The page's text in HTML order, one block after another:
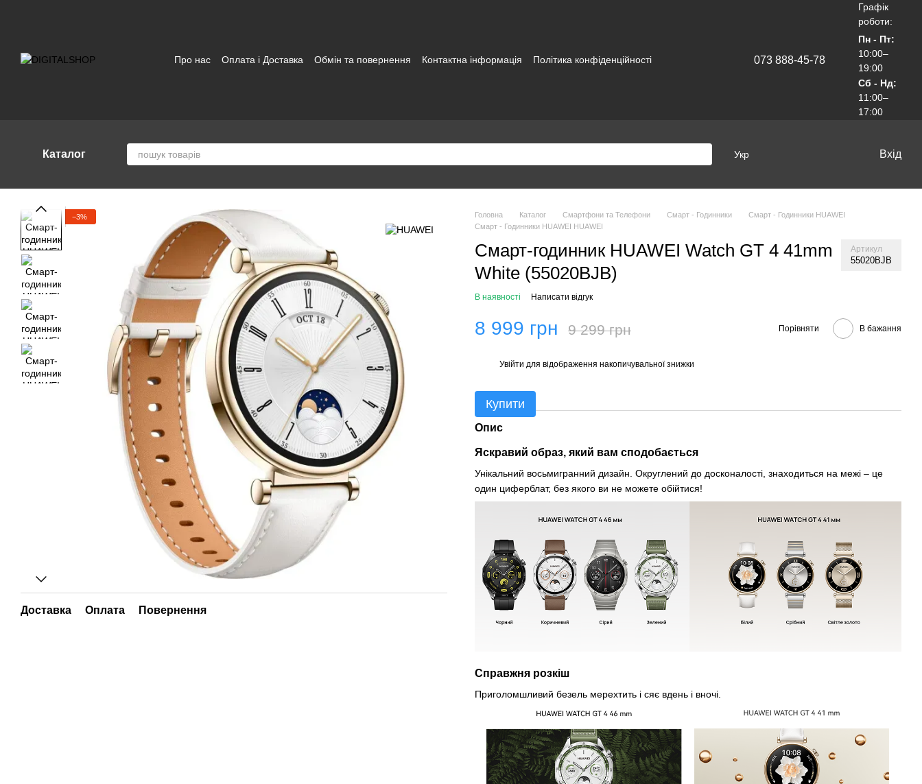
Про нас Оплата і Доставка Обмін та повернення Контактна інформація
Політика конфіденційності
073 888-45-78
Графік
роботи:
Пн - Пт:
10:00–
19:00
Сб - Нд:
11:00–
17:00
Каталог Укр Вхід
−3%
Доставка Оплата Повернення
Головна Каталог Смартфони та Телефони Смарт - Годинники
Смарт - Годинники HUAWEI
Смарт - Годинники HUAWEI HUAWEI
Смарт-годинник HUAWEI Watch GT 4 41mm
White (55020BJB)
Артикул
55020BJB
В наявності Написати відгук
8 999 грн 9 299 грн Порівняти В бажання
Увійти для відображення накопичувальної знижки
Купити
Опис
Яскравий образ, який вам сподобається
Унікальний восьмигранний дизайн. Округлений до досконалості, знаходиться на межі – це
один циферблат, без якого ви не можете обійтися!
Справжня розкіш
Приголомшливий безель мерехтить і сяє вдень і вночі.